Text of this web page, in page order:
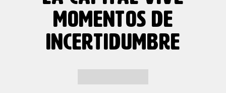
MOMENTOS DE
INCERTIDUMBRE